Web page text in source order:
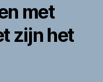
met
zijn het